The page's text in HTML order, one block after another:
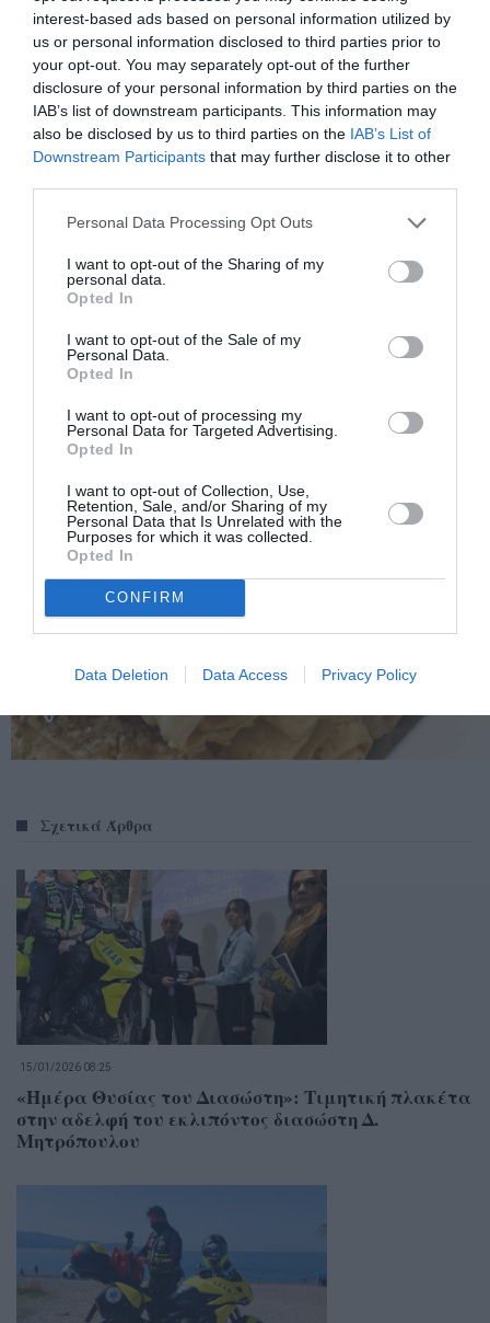
interest-based ads based on personal information utilized by
us or personal information disclosed to third parties prior to
your opt-out. You may separately opt-out of the further
disclosure of your personal information by third parties on the
IAB’s list of downstream participants. This information may
also be disclosed by us to third parties on the IAB’s List of
Downstream Participants that may further disclose it to other
Personal Data Processing Opt Outs
I want to opt-out of the Sharing of my
personal data.
Opted In
I want to opt-out of the Sale of my
Personal Data.
Opted In
I want to opt-out of processing my
Personal Data for Targeted Advertising.
Opted In
I want to opt-out of Collection, Use,
Retention, Sale, and/or Sharing of my
Personal Data that Is Unrelated with the
Purposes for which it was collected.
Opted In
CONFIRM
Data Deletion Data Access Privacy Policy
Σχετικά Άρθρα
15/01/2026 08:25
«Ημέρα Θυσίας του Διασώστη»: Τιμητική πλακέτα
στην αδελφή του εκλιπόντος διασώστη Δ.
Μητρόπουλου